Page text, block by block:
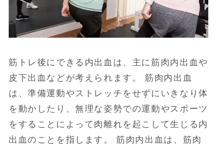
筋トレ後にできる内出血は、主に筋肉内出血や
皮下出血などが考えられます。 筋肉内出血
は、準備運動やストレッチをせずにいきなり体
を動かしたり、無理な姿勢での運動やスポーツ
をすることによって肉離れを起こして生じる内
出血のことを指します。 筋肉内出血は、筋肉